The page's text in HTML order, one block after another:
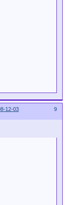
9
12-03